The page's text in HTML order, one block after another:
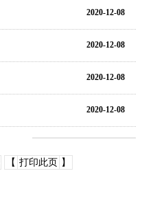
2020-12-08
2020-12-08
2020-12-08
2020-12-08
【 打印此页 】